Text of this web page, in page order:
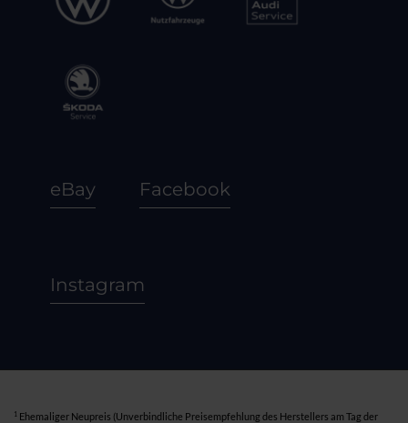
eBay Facebook
Instagram
1 Ehemaliger Neupreis (Unverbindliche Preisempfehlung des Herstellers am Tag der